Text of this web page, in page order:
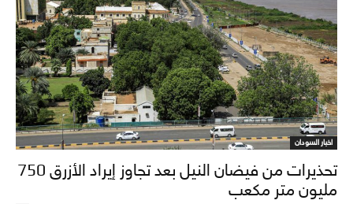
اخبار السودان
تحذيرات من فيضان النيل بعد تجاوز إيراد الأزرق 750
مليون متر مكعب